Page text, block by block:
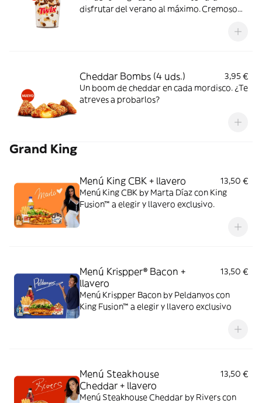
disfrutar del verano al máximo. Cremoso
Cheddar Bombs (4 uds.)
3,95 €
Un boom de cheddar en cada mordisco. ¿Te
atreves a probarlos?
Grand King
Menú King CBK + llavero
13,50 €
Menú King CBK by Marta Díaz con King
Fusion™ a elegir y llavero exclusivo.
Menú Krispper® Bacon +
llavero
13,50 €
Menú Krispper Bacon by Peldanyos con
King Fusion™ a elegir y llavero exclusivo
Menú Steakhouse
Cheddar + llavero
13,50 €
Menú Steakhouse Cheddar by Rivers con